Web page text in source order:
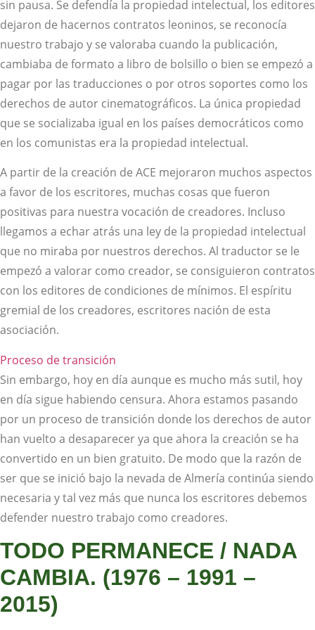
sin pausa. Se defendía la propiedad intelectual, los editores
dejaron de hacernos contratos leoninos, se reconocía
nuestro trabajo y se valoraba cuando la publicación,
cambiaba de formato a libro de bolsillo o bien se empezó a
pagar por las traducciones o por otros soportes como los
derechos de autor cinematográficos. La única propiedad
que se socializaba igual en los países democráticos como
en los comunistas era la propiedad intelectual.
A partir de la creación de ACE mejoraron muchos aspectos
a favor de los escritores, muchas cosas que fueron
positivas para nuestra vocación de creadores. Incluso
llegamos a echar atrás una ley de la propiedad intelectual
que no miraba por nuestros derechos. Al traductor se le
empezó a valorar como creador, se consiguieron contratos
con los editores de condiciones de mínimos. El espíritu
gremial de los creadores, escritores nación de esta
asociación.
Proceso de transición
Sin embargo, hoy en día aunque es mucho más sutil, hoy
en día sigue habiendo censura. Ahora estamos pasando
por un proceso de transición donde los derechos de autor
han vuelto a desaparecer ya que ahora la creación se ha
convertido en un bien gratuito. De modo que la razón de
ser que se inició bajo la nevada de Almería continúa siendo
necesaria y tal vez más que nunca los escritores debemos
defender nuestro trabajo como creadores.
TODO PERMANECE / NADA
CAMBIA. (1976 – 1991 –
2015)